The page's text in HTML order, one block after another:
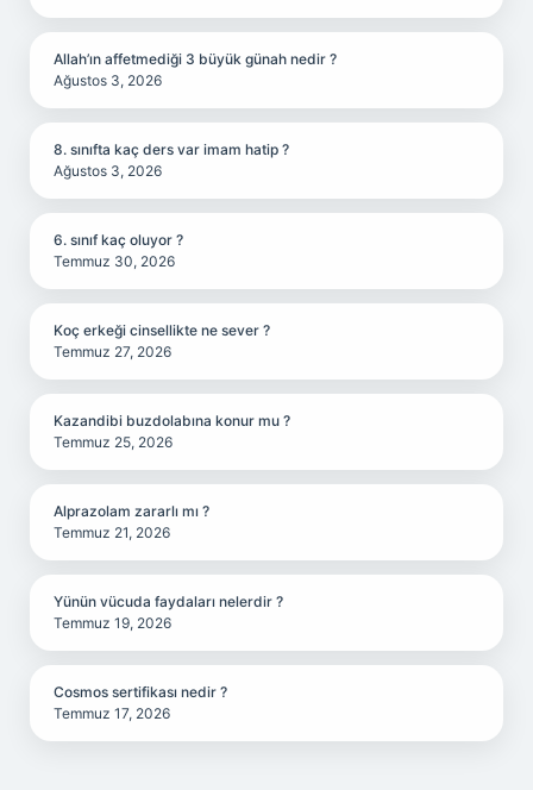
Allah’ın affetmediği 3 büyük günah nedir ?
Ağustos 3, 2026
8. sınıfta kaç ders var imam hatip ?
Ağustos 3, 2026
6. sınıf kaç oluyor ?
Temmuz 30, 2026
Koç erkeği cinsellikte ne sever ?
Temmuz 27, 2026
Kazandibi buzdolabına konur mu ?
Temmuz 25, 2026
Alprazolam zararlı mı ?
Temmuz 21, 2026
Yünün vücuda faydaları nelerdir ?
Temmuz 19, 2026
Cosmos sertifikası nedir ?
Temmuz 17, 2026